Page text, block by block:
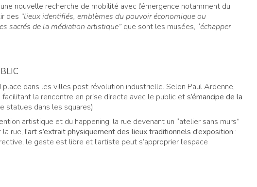
nouvelle recherche de mobilité avec l’émergence notamment du
des “lieux identifiés, emblèmes du pouvoir économique ou
sacrés de la médiation artistique” que sont les musées, “échapper
place dans les villes post révolution industrielle. Selon Paul Ardenne,
facilitant la rencontre en prise directe avec le public ets’émancipe de la
statues dans les squares).
artistique et du happening, la rue devenant un “atelier sans murs”
rue, l’art s’extrait physiquement des lieux traditionnels d’exposition :
le geste est libre et l’artiste peut s’approprier l’espace